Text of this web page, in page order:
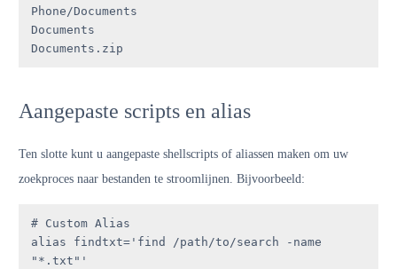
Phone/Documents
Documents
Documents.zip
Aangepaste scripts en alias
Ten slotte kunt u aangepaste shellscripts of aliassen maken om uw
zoekproces naar bestanden te stroomlijnen. Bijvoorbeeld:
# Custom Alias
alias findtxt='find /path/to/search -name
"*.txt"'